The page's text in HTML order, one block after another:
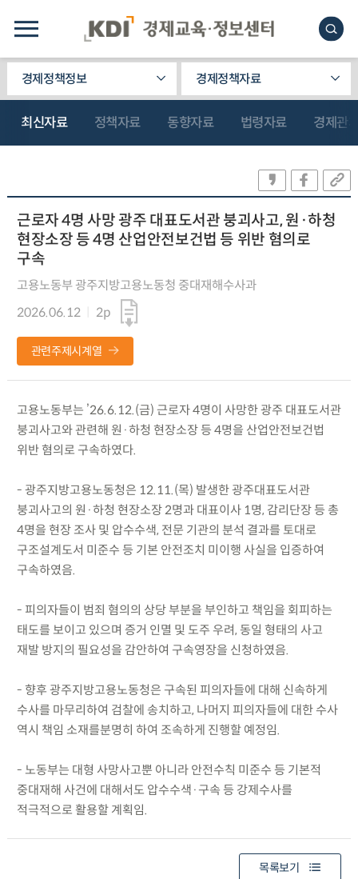
경제정책정보 경제정책자료
최신자료 정책자료 동향자료 법령자료 경제관
근로자 4명 사망 광주 대표도서관 붕괴사고, 원·하청
현장소장 등 4명 산업안전보건법 등 위반 혐의로
구속
고용노동부 광주지방고용노동청 중대재해수사과
2026.06.12
2p
관련주제시계열
고용노동부는 ’26.6.12.(금) 근로자 4명이 사망한 광주 대표도서관
붕괴사고와 관련해 원·하청 현장소장 등 4명을 산업안전보건법
위반 혐의로 구속하였다.
- 광주지방고용노동청은 12.11.(목) 발생한 광주대표도서관
붕괴사고의 원·하청 현장소장 2명과 대표이사 1명, 감리단장 등 총
4명을 현장 조사 및 압수수색, 전문 기관의 분석 결과를 토대로
구조설계도서 미준수 등 기본 안전조치 미이행 사실을 입증하여
구속하였음.
- 피의자들이 범죄 혐의의 상당 부분을 부인하고 책임을 회피하는
태도를 보이고 있으며 증거 인멸 및 도주 우려, 동일 형태의 사고
재발 방지의 필요성을 감안하여 구속영장을 신청하였음.
- 향후 광주지방고용노동청은 구속된 피의자들에 대해 신속하게
수사를 마무리하여 검찰에 송치하고, 나머지 피의자들에 대한 수사
역시 책임 소재를분명히 하여 조속하게 진행할 예정임.
- 노동부는 대형 사망사고뿐 아니라 안전수칙 미준수 등 기본적
중대재해 사건에 대해서도 압수수색·구속 등 강제수사를
적극적으로 활용할 계획임.
목록보기